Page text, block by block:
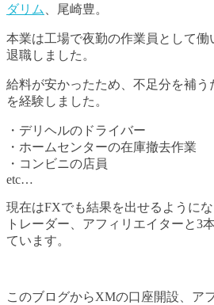
ダリム
、尾崎豊。
本業は工場で夜勤の作業員として働
退職しました。
給料が安かったため、不足分を補う
を経験しました。
・デリヘルのドライバー
・ホームセンターの在庫撤去作業
・コンビニの店員
etc…
現在はFXでも結果を出せるように
トレーダー、アフィリエイターと3
ています。
このブログからXMの口座開設、ア